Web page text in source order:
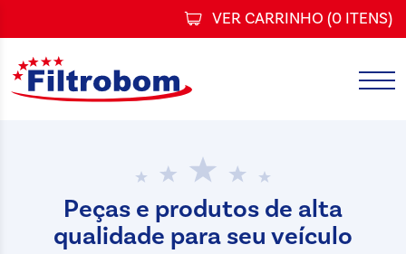
VER CARRINHO (0 ITENS)
Peças e produtos de alta
qualidade para seu veículo